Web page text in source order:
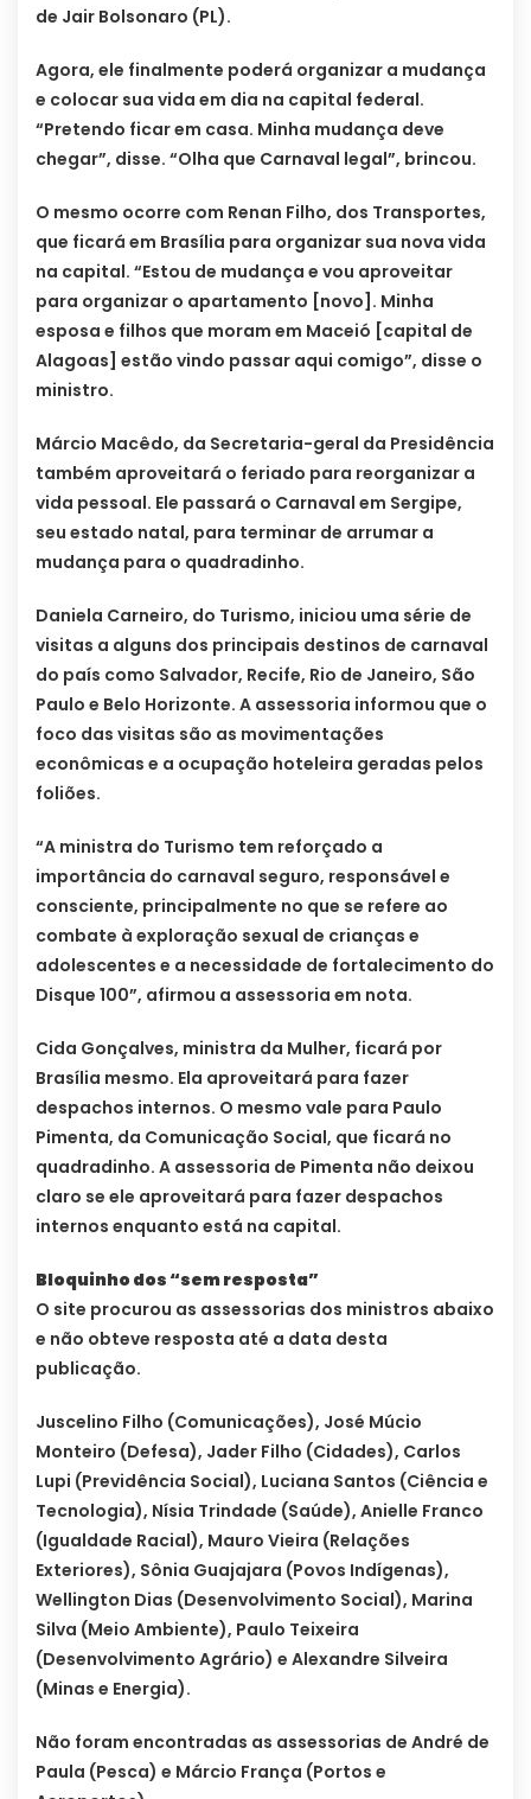
de Jair Bolsonaro (PL).
Agora, ele finalmente poderá organizar a mudança
e colocar sua vida em dia na capital federal.
“Pretendo ficar em casa. Minha mudança deve
chegar”, disse. “Olha que Carnaval legal”, brincou.
O mesmo ocorre com Renan Filho, dos Transportes,
que ficará em Brasília para organizar sua nova vida
na capital. “Estou de mudança e vou aproveitar
para organizar o apartamento [novo]. Minha
esposa e filhos que moram em Maceió [capital de
Alagoas] estão vindo passar aqui comigo”, disse o
ministro.
Márcio Macêdo, da Secretaria-geral da Presidência
também aproveitará o feriado para reorganizar a
vida pessoal. Ele passará o Carnaval em Sergipe,
seu estado natal, para terminar de arrumar a
mudança para o quadradinho.
Daniela Carneiro, do Turismo, iniciou uma série de
visitas a alguns dos principais destinos de carnaval
do país como Salvador, Recife, Rio de Janeiro, São
Paulo e Belo Horizonte. A assessoria informou que o
foco das visitas são as movimentações
econômicas e a ocupação hoteleira geradas pelos
foliões.
“A ministra do Turismo tem reforçado a
importância do carnaval seguro, responsável e
consciente, principalmente no que se refere ao
combate à exploração sexual de crianças e
adolescentes e a necessidade de fortalecimento do
Disque 100”, afirmou a assessoria em nota.
Cida Gonçalves, ministra da Mulher, ficará por
Brasília mesmo. Ela aproveitará para fazer
despachos internos. O mesmo vale para Paulo
Pimenta, da Comunicação Social, que ficará no
quadradinho. A assessoria de Pimenta não deixou
claro se ele aproveitará para fazer despachos
internos enquanto está na capital.
Bloquinho dos “sem resposta”
O site procurou as assessorias dos ministros abaixo
e não obteve resposta até a data desta
publicação.
Juscelino Filho (Comunicações), José Múcio
Monteiro (Defesa), Jader Filho (Cidades), Carlos
Lupi (Previdência Social), Luciana Santos (Ciência e
Tecnologia), Nísia Trindade (Saúde), Anielle Franco
(Igualdade Racial), Mauro Vieira (Relações
Exteriores), Sônia Guajajara (Povos Indígenas),
Wellington Dias (Desenvolvimento Social), Marina
Silva (Meio Ambiente), Paulo Teixeira
(Desenvolvimento Agrário) e Alexandre Silveira
(Minas e Energia).
Não foram encontradas as assessorias de André de
Paula (Pesca) e Márcio França (Portos e